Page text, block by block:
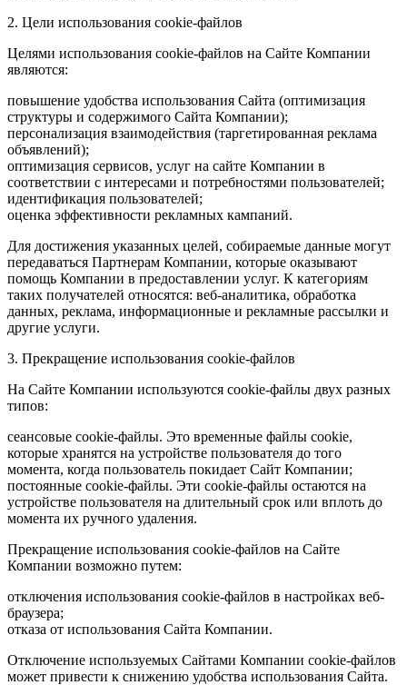
2. Цели использования cookie-файлов
Целями использования cookie-файлов на Сайте Компании
являются:
повышение удобства использования Сайта (оптимизация
структуры и содержимого Сайта Компании);
персонализация взаимодействия (таргетированная реклама
объявлений);
оптимизация сервисов, услуг на сайте Компании в
соответствии с интересами и потребностями пользователей;
идентификация пользователей;
оценка эффективности рекламных кампаний.
Для достижения указанных целей, собираемые данные могут
передаваться Партнерам Компании, которые оказывают
помощь Компании в предоставлении услуг. К категориям
таких получателей относятся: веб-аналитика, обработка
данных, реклама, информационные и рекламные рассылки и
другие услуги.
3. Прекращение использования cookie-файлов
На Сайте Компании используются cookie-файлы двух разных
типов:
сеансовые cookie-файлы. Это временные файлы cookie,
которые хранятся на устройстве пользователя до того
момента, когда пользователь покидает Сайт Компании;
постоянные cookie-файлы. Эти cookie-файлы остаются на
устройстве пользователя на длительный срок или вплоть до
момента их ручного удаления.
Прекращение использования cookie-файлов на Сайте
Компании возможно путем:
отключения использования cookie-файлов в настройках веб-
браузера;
отказа от использования Сайта Компании.
Отключение используемых Сайтами Компании cookie-файлов
может привести к снижению удобства использования Сайта.